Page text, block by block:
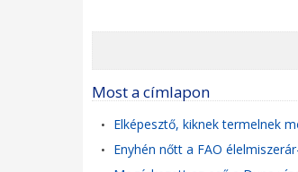
Most a címlapon
• Elképesztő, kiknek termelnek
• Enyhén nőtt a FAO